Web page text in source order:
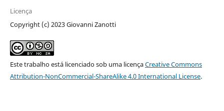
Licença
Copyright (c) 2023 Giovanni Zanotti
Este trabalho está licenciado sob uma licençaCreative Commons
Attribution-NonCommercial-ShareAlike 4.0 International License.